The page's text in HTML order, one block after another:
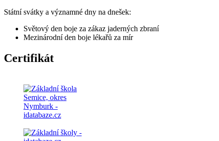
Státní svátky a významné dny na dnešek:
Světový den boje za zákaz jaderných zbraní
Mezinárodní den boje lékařů za mír
Certifikát